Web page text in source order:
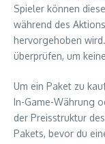
Spieler können
während des
hervorgehoben
überprüfen, um
Um ein Paket zu
In-Game-Währung
der Preisstruktur
Pakets, bevor du